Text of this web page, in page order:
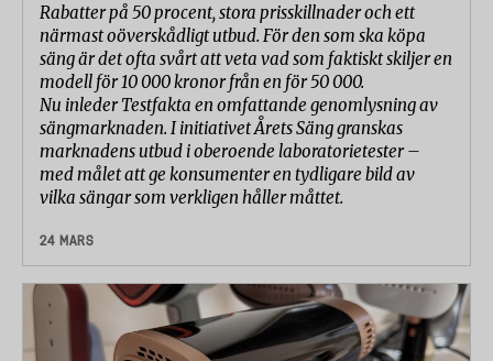
Rabatter på 50 procent, stora prisskillnader och ett
närmast oöverskådligt utbud. För den som ska köpa
säng är det ofta svårt att veta vad som faktiskt skiljer en
modell för 10 000 kronor från en för 50 000.
Nu inleder Testfakta en omfattande genomlysning av
sängmarknaden. I initiativet Årets Säng granskas
marknadens utbud i oberoende laboratorietester –
med målet att ge konsumenter en tydligare bild av
vilka sängar som verkligen håller måttet.
24 MARS